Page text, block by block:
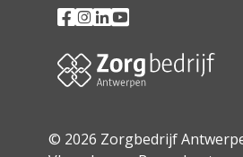
© 2026 Zorgbedrijf